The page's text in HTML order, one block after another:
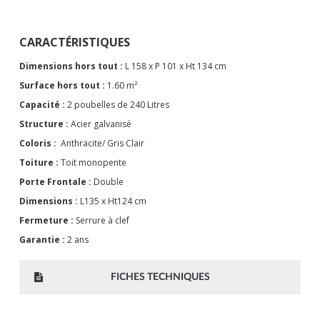
CARACTÉRISTIQUES
Dimensions hors tout : L 158 x P 101 x Ht 134 cm
Surface hors tout : 1.60 m²
Capacité : 2 poubelles de 240 Litres
Structure : Acier galvanisé
Coloris : Anthracite/ Gris Clair
Toiture : Toit monopente
Porte Frontale : Double
Dimensions : L135 x Ht124 cm
Fermeture : Serrure à clef
Garantie : 2 ans
FICHES TECHNIQUES